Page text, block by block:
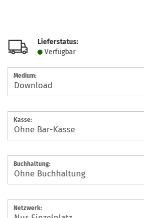
Lieferstatus:
Verfügbar
Medium:
Kasse:
Buchhaltung:
Netzwerk: